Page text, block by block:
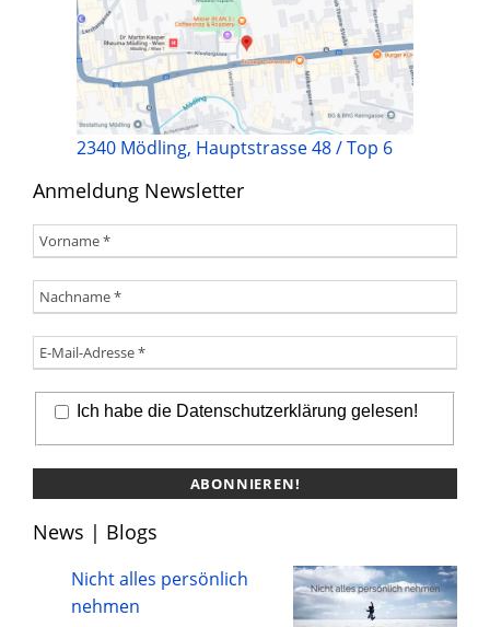
2340 Mödling, Hauptstrasse 48 / Top 6
Anmeldung Newsletter
Ich habe die Datenschutzerklärung gelesen!
News | Blogs
Nicht alles persönlich
nehmen